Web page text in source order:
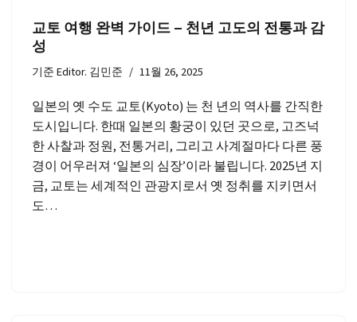
교토 여행 완벽 가이드 – 천년 고도의 전통과 감
성
기준Editor. 김민준 11월 26, 2025
일본의 옛 수도 교토(Kyoto) 는 천 년의 역사를 간직한
도시입니다. 한때 일본의 황궁이 있던 곳으로, 고즈넉
한 사찰과 정원, 전통거리, 그리고 사계절마다 다른 풍
경이 어우러져 ‘일본의 심장’이라 불립니다. 2025년 지
금, 교토는 세계적인 관광지로서 옛 정취를 지키면서
도…